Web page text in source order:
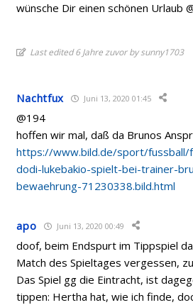
wünsche Dir einen schönen Urlaub
Last edited 6 Jahre zuvor by sunny1703
Nachtfux Juni 13, 2020 01:45
@194
hoffen wir mal, daß da Brunos
https://www.bild.de/sport/fussball/
dodi-lukebakio-spielt-bei-trainer-
bewaehrung-71230338.bild.html
apo Juni 13, 2020 00:49
doof, beim Endspurt im Tippspiel
Match des Spieltages vergessen,
Das Spiel gg die Eintracht, ist
tippen: Hertha hat, wie ich finde,